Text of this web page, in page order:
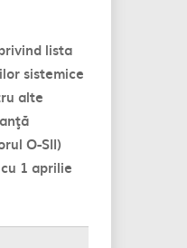
lista
sistemice
alte
O-SII)
1 aprilie